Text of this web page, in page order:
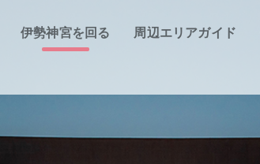
伊勢神宮を回る 周辺エリアガイド